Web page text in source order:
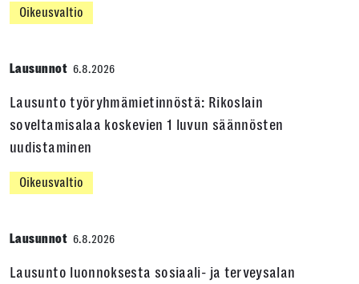
Oikeusvaltio
Lausunnot 6.8.2026
Lausunto työryhmämietinnöstä: Rikoslain
soveltamisalaa koskevien 1 luvun säännösten
uudistaminen
Oikeusvaltio
Lausunnot 6.8.2026
Lausunto luonnoksesta sosiaali- ja terveysalan